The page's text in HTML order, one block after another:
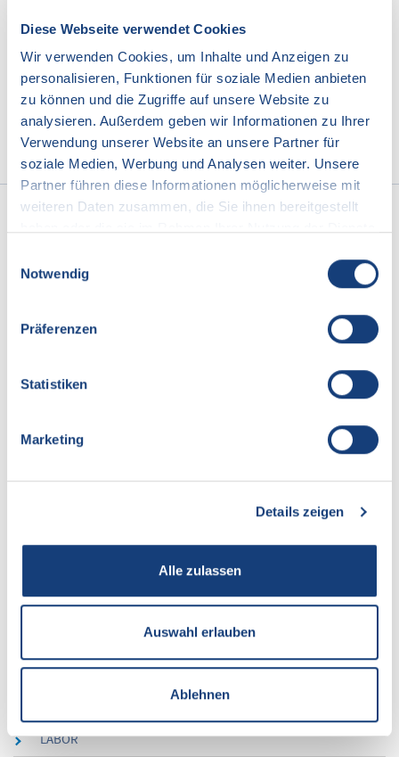
Diese Webseite verwendet Cookies
Wir verwenden Cookies, um Inhalte und Anzeigen zu
personalisieren, Funktionen für soziale Medien anbieten
zu können und die Zugriffe auf unsere Website zu
analysieren. Außerdem geben wir Informationen zu Ihrer
Verwendung unserer Website an unsere Partner für
soziale Medien, Werbung und Analysen weiter. Unsere
Partner führen diese Informationen möglicherweise mit
weiteren Daten zusammen, die Sie ihnen bereitgestellt
Notwendig
Präferenzen
Statistiken
Marketing
Details zeigen
Alle zulassen
Auswahl erlauben
Ablehnen
WÄRME
ABWASSER
NETZE
NETZANSCHLUSS
INSTALLATEURWESEN
MESSSTELLENBETRIEB
DIENSTLEISTUNGEN
LABOR